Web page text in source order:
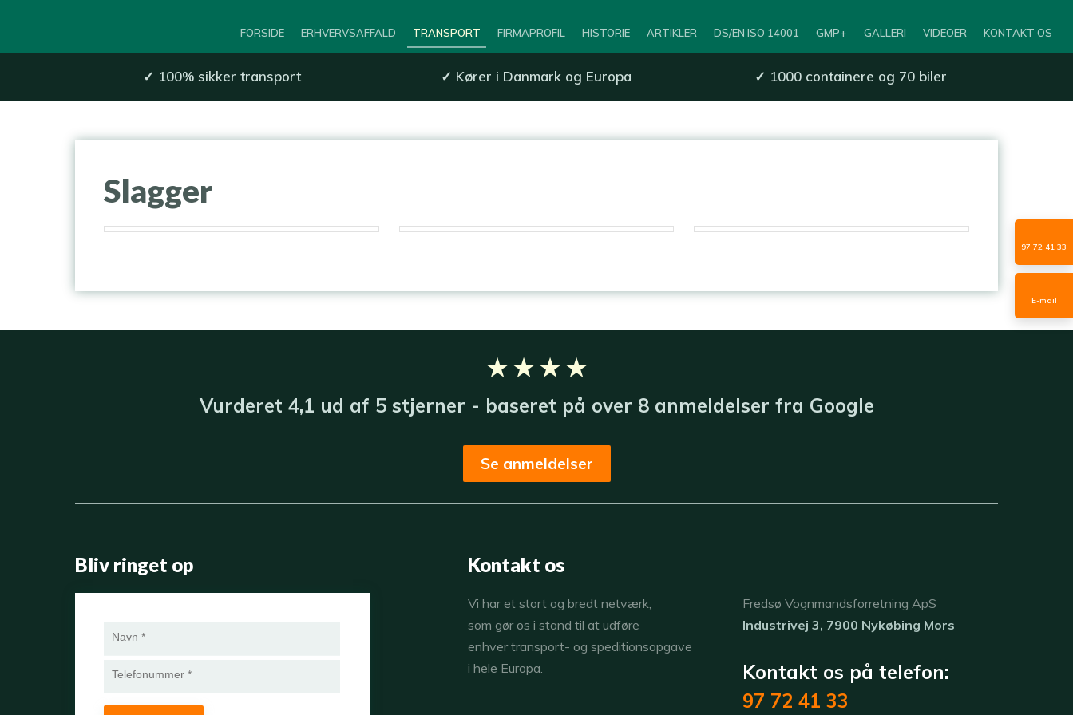
97 72 41 33
E-mail
FORSIDE ERHVERVSAFFALD TRANSPORT FIRMAPROFIL HISTORIE ARTIKLER DS/EN ISO 14001 GMP+ GALLERI VIDEOER KONTAKT OS
✓ 100% sikker transport​ ✓ Kører i Danmark og Europa ✓ 1000 containere og 70 biler
​Slagger
★ ★ ★ ★
Vurderet​ 4,1​ u​d af 5 stjerner - baseret på over 8 anmeldelser fra ​ Google
Se anmeldelser
Bliv ringet op Kontakt os
​Vi har et stort og bredt netværk,
som gør os i stand til at udføre
enhver transport- og speditionsopgave
i hele Europa.
​Fredsø Vognmandsforretning ApS
Industrivej 3, 7900 Nykøbing Mors
Kontakt os på telefon:
97 72 41 33